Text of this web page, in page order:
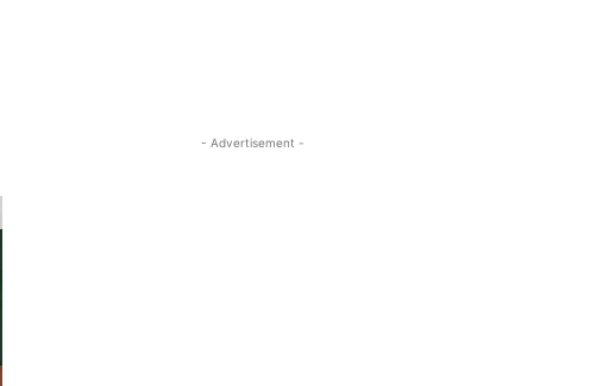
- Advertisement -